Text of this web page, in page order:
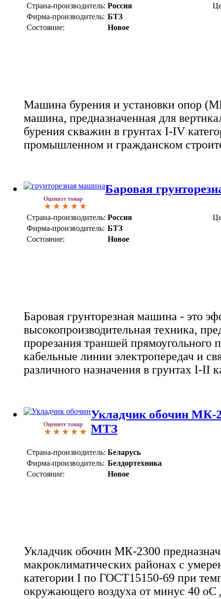
Страна-производитель: Россия
Фирма-производитель: БТЗ
Состояние:
Новое
Машина бурения и установки опор
машина, предназначенная для
бурения скважин в грунтах I-IV
промышленном и гражданском
Оцените товар
Баровая
Страна-производитель: Россия
Фирма-производитель: БТЗ
Состояние:
Новое
Баровая грунторезная машина - это
высокопроизводительная техника,
прорезания траншей прямоугольного
кабельные линии электропередач и
различного назначения в грунтах I-II
Оцените товар
Укладчик обочин МК-
МТЗ
Страна-производитель: Беларусь
Фирма-производитель: Белдортехника
Состояние:
Новое
Укладчик обочин МК-2300
макроклиматических районах с
категории I по ГОСТ15150-69 при
окружающего воздуха от минус 40